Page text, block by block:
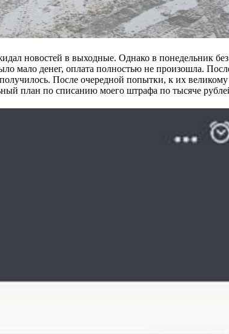
новостей в выходные. Однако в понедельник
мало денег, оплата полностью не произошла.
После очередной попытки, к их великому
план по списанию моего штрафа по тысяче